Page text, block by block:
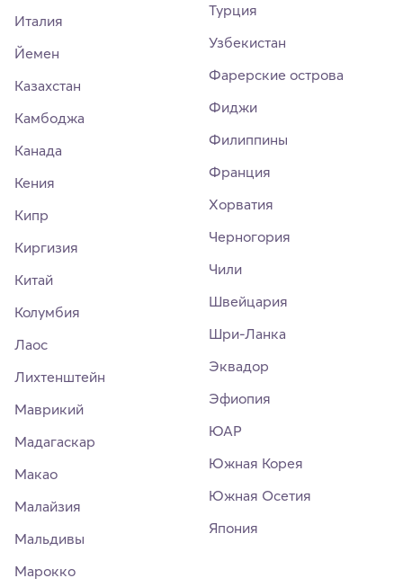
Италия
Йемен
Казахстан
Камбоджа
Канада
Кения
Кипр
Киргизия
Китай
Колумбия
Лаос
Лихтенштейн
Маврикий
Мадагаскар
Макао
Малайзия
Мальдивы
Марокко
Турция
Узбекистан
Фарерские острова
Фиджи
Филиппины
Франция
Хорватия
Черногория
Чили
Швейцария
Шри-Ланка
Эквадор
Эфиопия
ЮАР
Южная Корея
Южная Осетия
Япония